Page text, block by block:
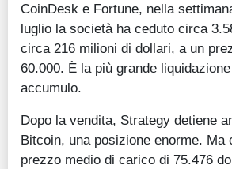
CoinDesk e Fortune, nella
luglio la società ha ceduto circa
circa 216 milioni di dollari, a un
60.000. È la più grande
accumulo.
Dopo la vendita, Strategy detiene
Bitcoin, una posizione enorme. Ma
prezzo medio di carico di 75.476